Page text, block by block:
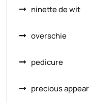
ninette de wit
overschie
pedicure
precious